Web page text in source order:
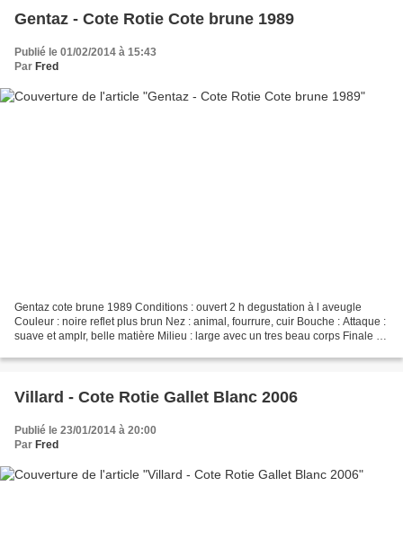
Gentaz - Cote Rotie Cote brune 1989
Publié le 01/02/2014 à 15:43
Par Fred
Gentaz cote brune 1989 Conditions : ouvert 2 h degustation à l aveugle
Couleur : noire reflet plus brun Nez : animal, fourrure, cuir Bouche : Attaque :
suave et amplr, belle matière Milieu : large avec un tres beau corps Finale :
Villard - Cote Rotie Gallet Blanc 2006
Publié le 23/01/2014 à 20:00
Par Fred